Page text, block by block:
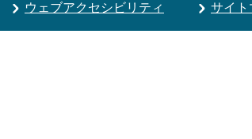
ウェブアクセシビリティ サイト